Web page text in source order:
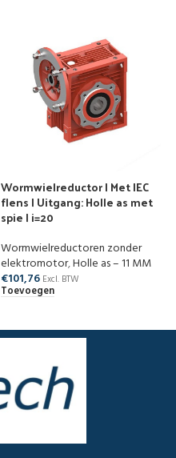
Wormwielreductor | Met IEC
flens | Uitgang: Holle as met
spie | i=20
Wormwielreductoren zonder
elektromotor,Holle as – 11 MM
€101,76 Excl. BTW
Toevoegen